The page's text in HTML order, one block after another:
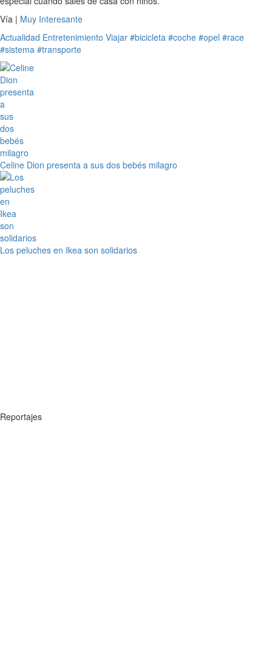
Vía | Muy Interesante
Actualidad Entretenimiento Viajar #bicicleta #coche #opel #race
#sistema #transporte
Celine Dion presenta a sus dos bebés milagro
Los peluches en Ikea son solidarios
Reportajes